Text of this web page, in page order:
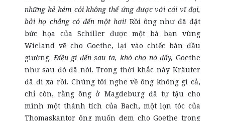
những kẻ kém cỏi không thể ứng được với cái vĩ đại,
bởi họ chẳng có đến một hơi!Rồi ông như đã đặt
bức họa của Schiller được một bà bạn vùng
Wieland vẽ cho Goethe, lại vào chiếc bàn đầu
giường.Điều gì đến sau ta, khó cho nó đấy, Goethe
như sau đó đã nói. Trong thời khắc này Kräuter
đã đi xa rồi. Chúng tôi nghe về ông không gì cả,
chỉ còn, rằng ông ở Magdeburg đã tự tậu cho
mình một thánh tích của Bach, một lọn tóc của
Thomaskantor ông muốn đem cho Goethe trong